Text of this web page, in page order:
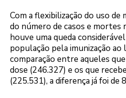
Com a flexibilização do uso de
do número de casos e mortes
houve uma queda
população pela imunização ao
comparação entre aqueles
dose (246.327) e os que
(225.531), a diferença já foi de